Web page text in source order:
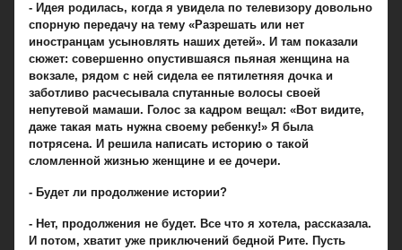
- Идея родилась, когда я увидела по телевизору довольно
спорную передачу на тему «Разрешать или нет
иностранцам усыновлять наших детей». И там показали
сюжет: совершенно опустившаяся пьяная женщина на
вокзале, рядом с ней сидела ее пятилетняя дочка и
заботливо расчесывала спутанные волосы своей
непутевой мамаши. Голос за кадром вещал: «Вот видите,
даже такая мать нужна своему ребенку!» Я была
потрясена. И решила написать историю о такой
сломленной жизнью женщине и ее дочери.
- Будет ли продолжение истории?
- Нет, продолжения не будет. Все что я хотела, рассказала.
И потом, хватит уже приключений бедной Рите. Пусть